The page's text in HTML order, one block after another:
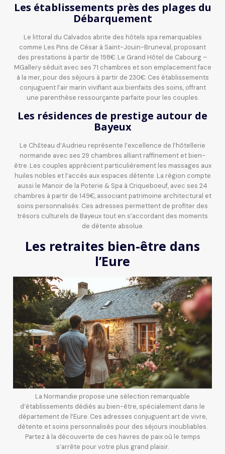
Les établissements près des plages du
Débarquement
Le littoral du Calvados abrite des hôtels spa remarquables
comme Les Pins de César à Saint-Jouin-Bruneval, proposant
des prestations à partir de 198€. Le Grand Hôtel de Cabourg –
MGallery séduit avec ses 71 chambres et son emplacement face
à la mer, pour des séjours à partir de 230€. Ces établissements
conjuguent l’air marin vivifiant aux bienfaits des soins, offrant
une parenthèse ressourçante parfaite pour les couples.
Les résidences de prestige autour de
Bayeux
Le Château d’Audrieu représente l’excellence de l’hôtellerie
normande avec ses 29 chambres alliant raffinement et bien-
être. Les couples apprécient particulièrement les massages aux
huiles nobles et l’accès aux espaces détente. La région compte
aussi le Manoir de la Poterie & Spa à Criqueboeuf, avec ses 24
chambres à partir de 149€, associant patrimoine architectural et
soins personnalisés. Ces adresses permettent de profiter des
trésors culturels de Bayeux tout en s’accordant des moments
de détente absolue.
Les retraites bien-être dans
l’Eure
La Normandie propose une sélection remarquable
d’établissements dédiés au bien-être, spécialement dans le
département de l’Eure. Ces adresses conjuguent art de vivre,
détente et soins personnalisés pour des séjours inoubliables.
Partez à la découverte de ces havres de paix où le temps
s’arrête pour votre plus grand plaisir.